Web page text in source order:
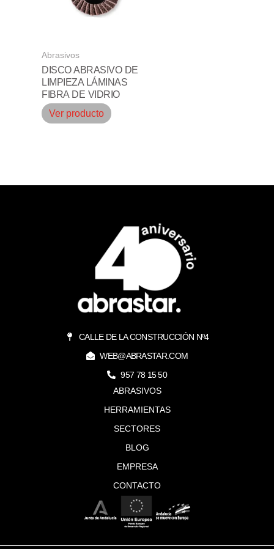
Abrasivos
DISCO ABRASIVO DE
LIMPIEZA LÁMINAS
FIBRA DE VIDRIO
Ver producto
ABRASIVOS
HERRAMIENTAS
SECTORES
BLOG
EMPRESA
CONTACTO
CALLE DE LA CONSTRUCCIÓN Nº4
WEB@ABRASTAR.COM
957 78 15 50